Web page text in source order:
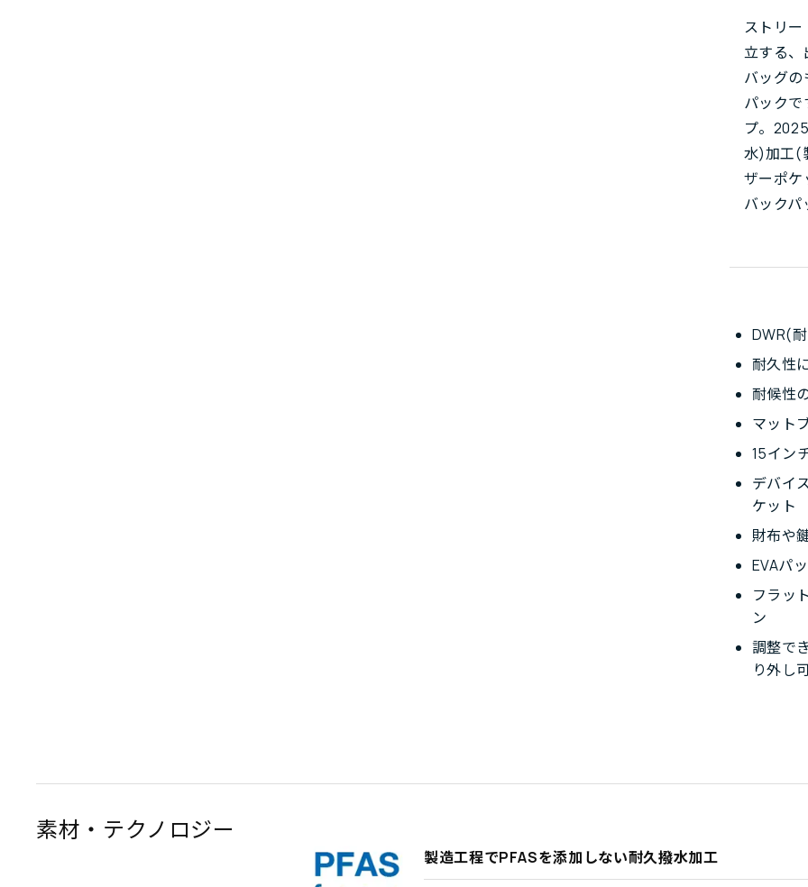
ストリ
立する
バッグ
パック
プ。
水)加工(
ザーポ
バックパ
DWR(
耐久性
耐候性
マット
15イン
デバイ
ケット
財布や
EVAパ
フラッ
ン
調整で
り外し
素材・テクノロジー
製造工程でPFASを添加しない耐久撥水加工